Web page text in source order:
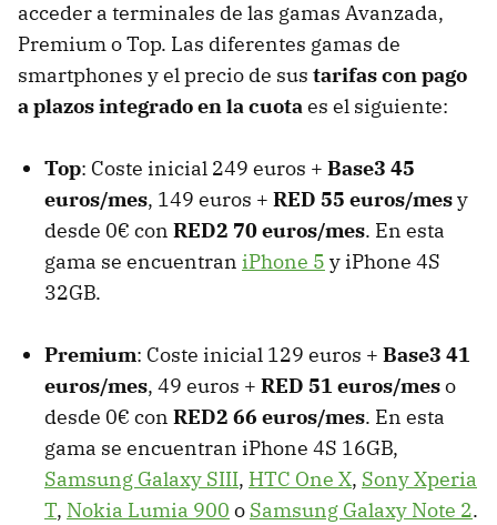
acceder a terminales de las gamas Avanzada,
Premium o Top. Las diferentes gamas de
smartphones y el precio de sus tarifas con pago
a plazos integrado en la cuotaes el siguiente:
Top: Coste inicial 249 euros + Base3 45
euros/mes, 149 euros + RED 55 euros/mesy
desde 0€ con RED2 70 euros/mes. En esta
gama se encuentran iPhone 5 y iPhone 4S
32GB.
Premium: Coste inicial 129 euros + Base3 41
euros/mes, 49 euros + RED 51 euros/meso
desde 0€ con RED2 66 euros/mes. En esta
gama se encuentran iPhone 4S 16GB,
Samsung Galaxy SIII, HTC One X, Sony Xperia
T, Nokia Lumia 900 o Samsung Galaxy Note 2.